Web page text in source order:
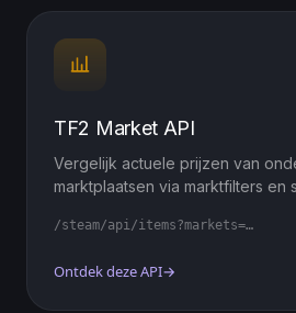
TF2 Market API
Vergelijk actuele prijzen van
marktplaatsen via marktfilters en
/steam/api/items?markets=…
Ontdek deze API→